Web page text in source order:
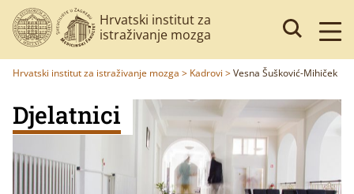
Hrvatski institut za
istraživanje mozga
Hrvatski institut za istraživanje mozga > Kadrovi >Vesna Šušković-Mihiček
Djelatnici